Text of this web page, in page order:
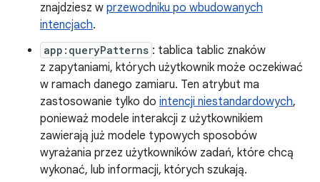
znajdziesz w przewodniku po wbudowanych
intencjach.
app:queryPatterns : tablica tablic znaków
z zapytaniami, których użytkownik może oczekiwać
w ramach danego zamiaru. Ten atrybut ma
zastosowanie tylko do intencji niestandardowych,
ponieważ modele interakcji z użytkownikiem
zawierają już modele typowych sposobów
wyrażania przez użytkowników zadań, które chcą
wykonać, lub informacji, których szukają.